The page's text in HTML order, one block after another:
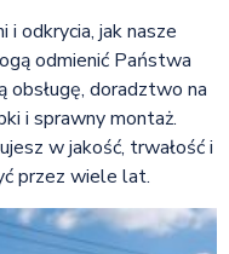
i odkrycia, jak nasze
odmienić Państwa
obsługę, doradztwo na
i sprawny montaż.
w jakość, trwałość i
przez wiele lat.